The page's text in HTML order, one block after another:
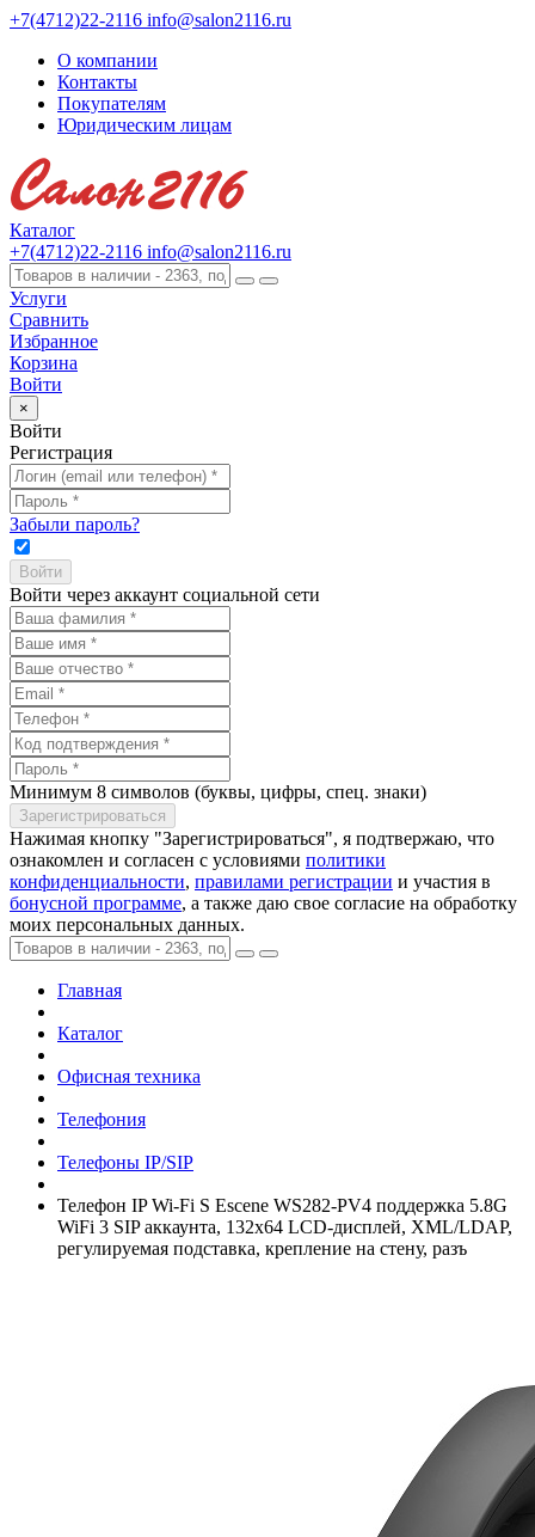
+7(4712)22-2116 info@salon2116.ru
О компании
Контакты
Покупателям
Юридическим лицам
Каталог
+7(4712)22-2116 info@salon2116.ru
Услуги
Сравнить
Избранное
Корзина
Войти
×
Войти
Регистрация
Забыли пароль?
Войти через аккаунт социальной сети
Минимум 8 символов (буквы, цифры, спец. знаки)
Нажимая кнопку "Зарегистрироваться", я подтвержаю, что
ознакомлен и согласен с условиями политики
конфиденциальности, правилами регистрации и участия в
бонусной программе, а также даю свое согласие на обработку
моих персональных данных.
Главная
Каталог
Офисная техника
Телефония
Телефоны IP/­SIP
Телефон IP Wi-Fi S Escene WS282-PV4 поддержка 5.8G
WiFi 3 SIP аккаунта, 132x64 LCD-дисплей, XML/­LDAP,
регулируемая подставка, крепление на стену, разъ